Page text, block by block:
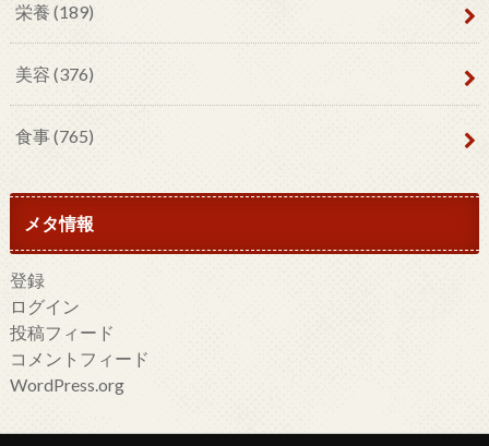
栄養 (189)
美容 (376)
食事(765)
メタ情報
登録
ログイン
投稿フィード
コメントフィード
WordPress.org